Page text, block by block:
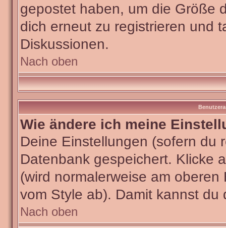
gepostet haben, um die Größe
dich erneut zu registrieren und
Diskussionen.
Nach oben
Wie ändere ich meine
Deine Einstellungen (sofern du
Datenbank gespeichert. Klicke
(wird normalerweise am
vom Style ab). Damit kannst
Nach oben